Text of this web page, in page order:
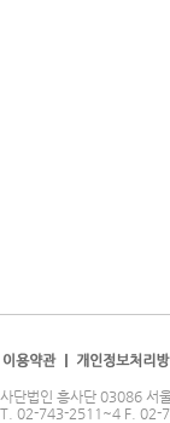
사단법인 흥사단 03086 서
T. 02-743-2511~4 F. 02-